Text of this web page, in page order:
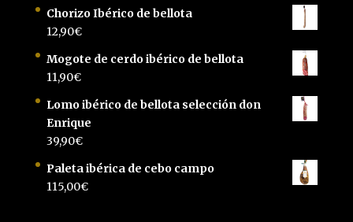
Chorizo Ibérico de bellota
12,90€
Mogote de cerdo ibérico de bellota
11,90€
Lomo ibérico de bellota selección don
Enrique
39,90€
Paleta ibérica de cebo campo
115,00€